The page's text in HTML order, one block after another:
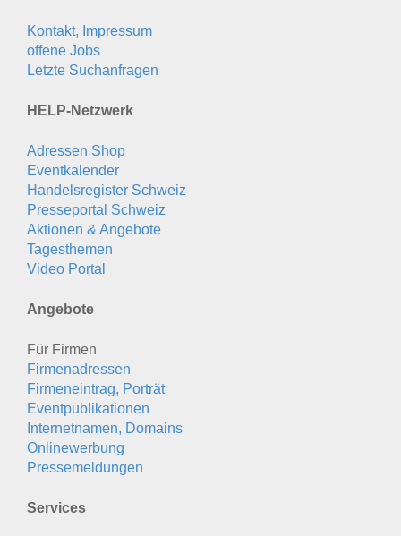
Kontakt, Impressum
offene Jobs
Letzte Suchanfragen
HELP-Netzwerk
Adressen Shop
Eventkalender
Handelsregister Schweiz
Presseportal Schweiz
Aktionen & Angebote
Tagesthemen
Video Portal
Angebote
Für Firmen
Firmenadressen
Firmeneintrag, Porträt
Eventpublikationen
Internetnamen, Domains
Onlinewerbung
Pressemeldungen
Services